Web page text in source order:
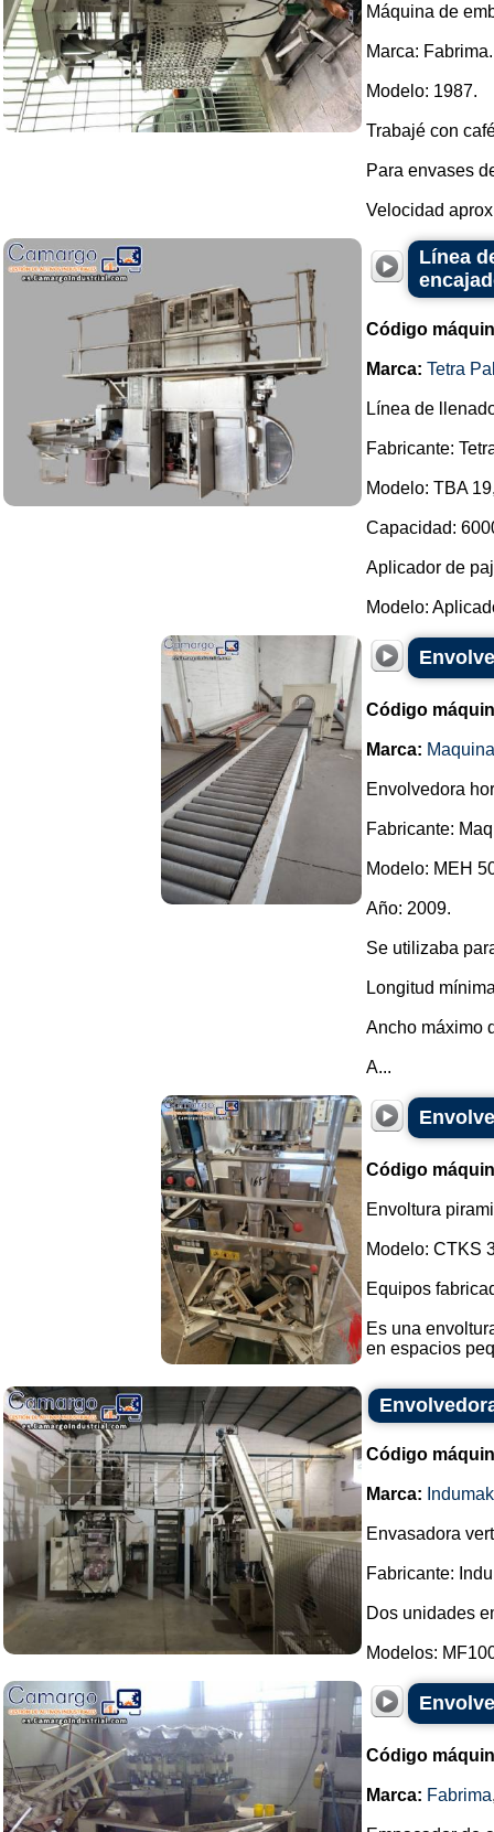
Máquina de
Marca: Fabrima.
Modelo: 1987.
Trabajé con
Para envases
Velocidad
Línea
Código
Marca: Tetra
Línea de
Fabricante:
Modelo: TBA
Capacidad:
Aplicador de
Modelo:
Código
Marca:
Envolvedora
Fabricante:
Modelo: MEH
Año: 2009.
Se utilizaba
Longitud
Ancho máximo
A...
Código
Envoltura
Modelo: CTKS
Equipos
Es una
en espacios
Código
Marca: Indumak
Envasadora
Fabricante:
Dos unidades
Modelos:
Código
Marca: Fabrima